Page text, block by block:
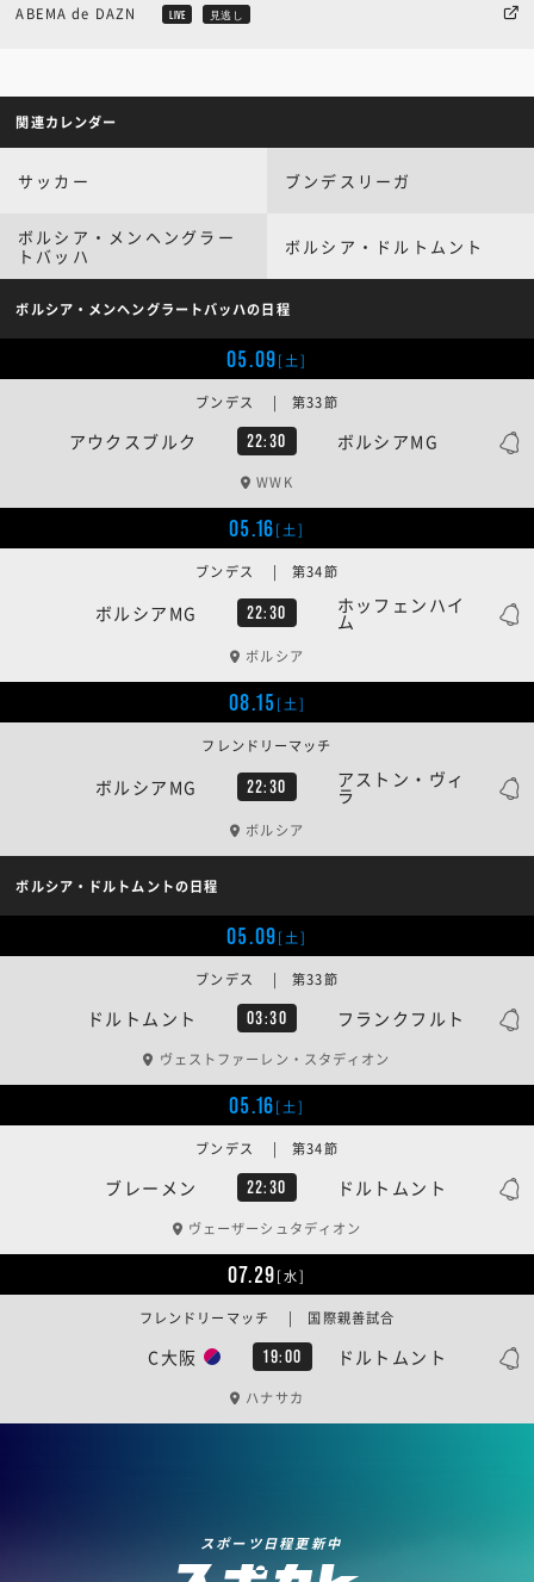
ABEMA de DAZN LIVE 見逃し
関連カレンダー
サッカー ブンデスリーガ
ボルシア・メンヘングラー
トバッハ
ボルシア・ドルトムント
ボルシア・メンヘングラートバッハの日程
05.09[土]
アウクスブルク 22:30 ボルシアMG
ブンデス | 第33節
WWK
05.16[土]
ボルシアMG 22:30 ホッフェンハイ
ム
ブンデス | 第34節
ボルシア
08.15[土]
ボルシアMG 22:30 アストン・ヴィ
ラ
フレンドリーマッチ
ボルシア
ボルシア・ドルトムントの日程
05.09[土]
ドルトムント 03:30 フランクフルト
ブンデス | 第33節
ヴェストファーレン・スタディオン
05.16[土]
ブレーメン 22:30 ドルトムント
ブンデス | 第34節
ヴェーザーシュタディオン
07.29[水]
C大阪 19:00 ドルトムント
フレンドリーマッチ | 国際親善試合
ハナサカ
スポーツ日程更新中